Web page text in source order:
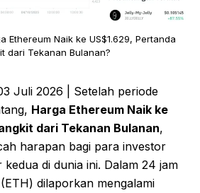
Ethereum Naik ke US$1.629, Pertanda
dari Tekanan Bulanan?
Juli 2026 | Setelah periode
Harga Ethereum Naik ke
dari Tekanan Bulanan,
harapan bagi para investor
di dunia ini. Dalam 24 jam
dilaporkan mengalami